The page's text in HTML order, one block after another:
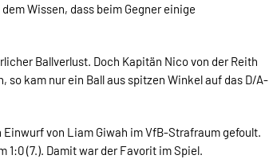
Wissen, dass beim Gegner einige
Ballverlust. Doch Kapitän Nico von der Reith
kam nur ein Ball aus spitzen Winkel auf das D/A-
von Liam Giwah im VfB-Strafraum gefoult.
(7.). Damit war der Favorit im Spiel.